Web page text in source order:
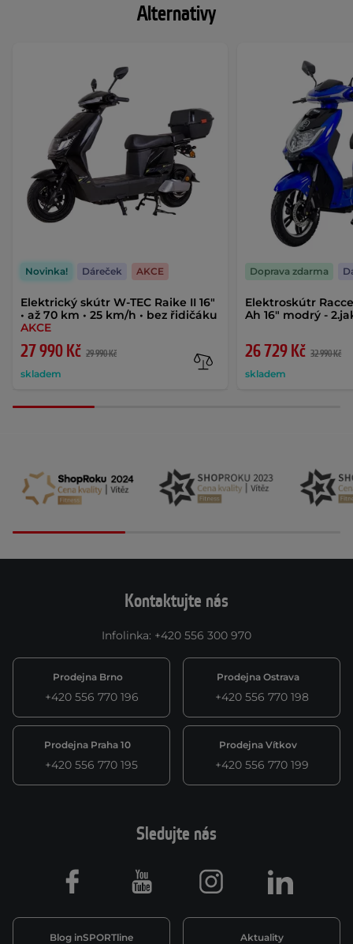
Alternativy
Elektrický skútr W-TEC Raike II 16"
• až 70 km • 25 km/h • bez řidičáku
AKCE
27 990 Kč 29 990 Kč
skladem
Novinka! Dáreček AKCE
Elektroskútr
Ah 16" modrý -
26 729 Kč 32 990 Kč
skladem
Doprava zdarma
Kontaktujte nás
Infolinka: +420 556 300 970
Prodejna Brno
+420 556 770 196
Prodejna Ostrava
+420 556 770 198
Prodejna Praha 10
+420 556 770 195
Prodejna Vítkov
+420 556 770 199
Sledujte nás
Blog inSPORTline Aktuality
Facebook Youtube Instagram LinkedIn